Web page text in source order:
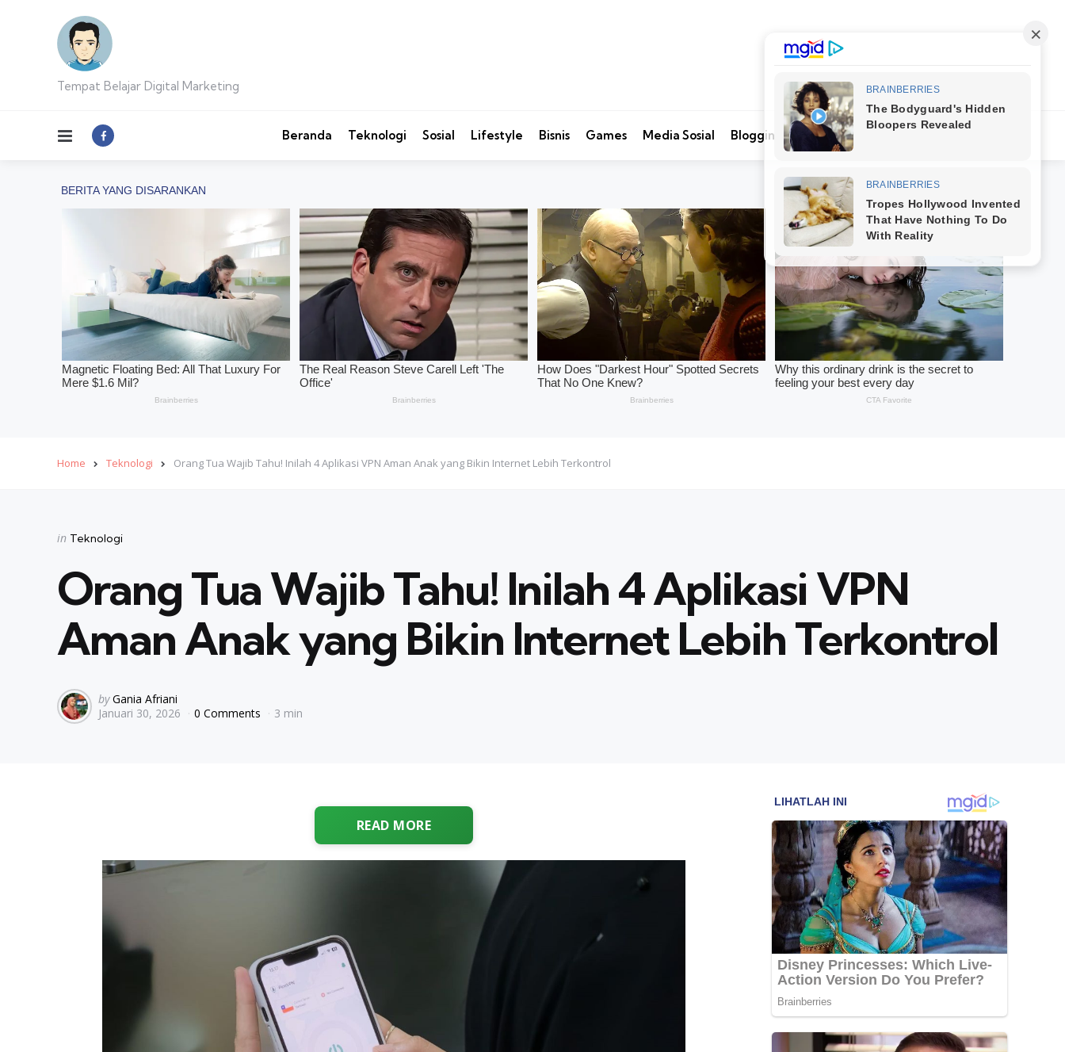
Tempat Belajar Digital Marketing
Menu Beranda Teknologi Sosial Lifestyle Bisnis Games Media Sosial Blogging Search
Home Teknologi Orang Tua Wajib Tahu! Inilah 4 Aplikasi VPN Aman Anak yang Bikin Internet Lebih Terkontrol
Categories
Posted
in Teknologi
Orang Tua Wajib Tahu! Inilah 4 Aplikasi VPN
Aman Anak yang Bikin Internet Lebih Terkontrol
Posted
by
by Gania Afriani
Januari 30, 2026
0 Comments 3 min
READ MORE